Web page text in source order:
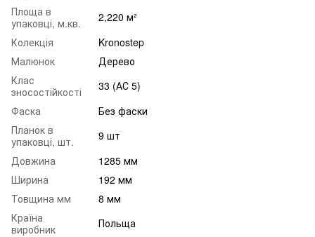
Площа в
упаковці, м.кв.
2,220 м²
Колекція
Kronostep
Малюнок
Дерево
Клас
зносостійкості
33 (АС 5)
Фаска
Без фаски
Планок в
упаковці, шт.
9 шт
Довжина
1285 мм
Ширина
192 мм
Товщина мм
8 мм
Країна
виробник
Польща